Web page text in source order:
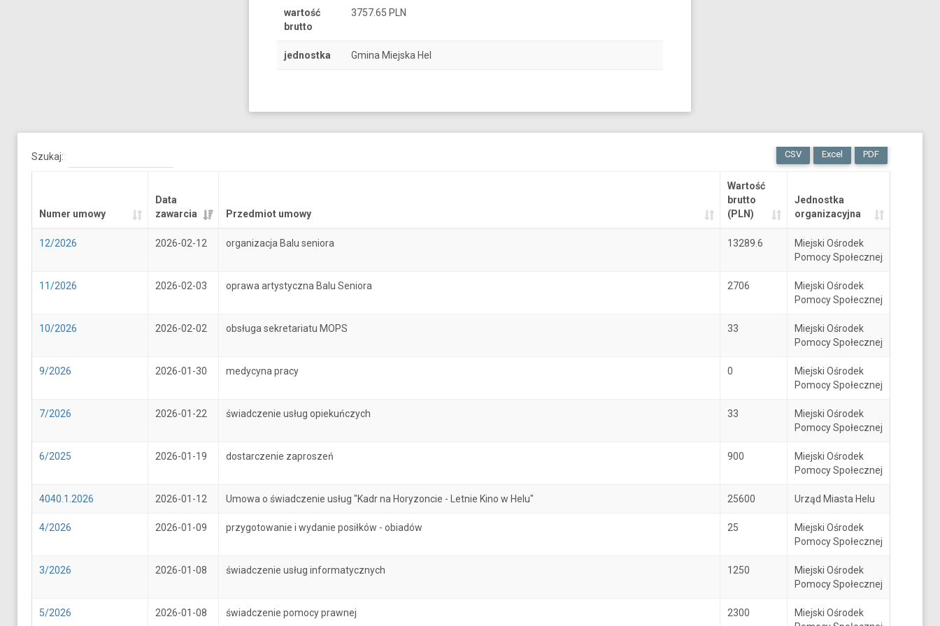
wartość
brutto
3757.65 PLN
jednostka Gmina Miejska Hel
CSV Excel PDF
Szukaj:
Numer umowy
Data
zawarcia
Przedmiot umowy
Wartość
brutto
(PLN)
Jednostka
organizacyjna
12/2026 2026-02-12 organizacja Balu seniora 13289.6
Miejski Ośrodek
Pomocy Społecznej
11/2026 2026-02-03 oprawa artystyczna Balu Seniora 2706
Miejski Ośrodek
Pomocy Społecznej
10/2026 2026-02-02 obsługa sekretariatu MOPS 33
Miejski Ośrodek
Pomocy Społecznej
9/2026 2026-01-30 medycyna pracy 0
Miejski Ośrodek
Pomocy Społecznej
7/2026 2026-01-22 świadczenie usług opiekuńczych 33
Miejski Ośrodek
Pomocy Społecznej
6/2025 2026-01-19 dostarczenie zaproszeń 900
Miejski Ośrodek
Pomocy Społecznej
4040.1.2026 2026-01-12 Umowa o świadczenie usług "Kadr na Horyzoncie - Letnie Kino w Helu" 25600 Urząd Miasta Helu
4/2026 2026-01-09 przygotowanie i wydanie posiłków - obiadów 25
Miejski Ośrodek
Pomocy Społecznej
3/2026 2026-01-08 świadczenie usług informatycznych 1250
Miejski Ośrodek
Pomocy Społecznej
5/2026 2026-01-08 świadczenie pomocy prawnej 2300
Miejski Ośrodek